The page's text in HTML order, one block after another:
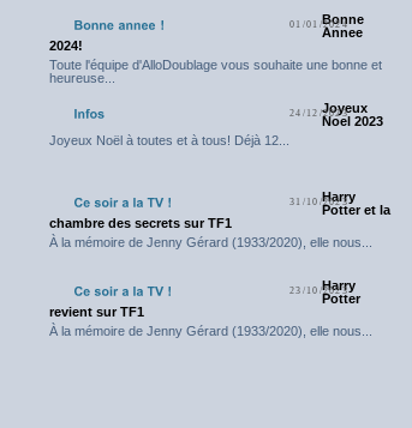
01/01/2024
Bonne
Annee
2024!
Toute l'équipe d'AlloDoublage vous souhaite une bonne et
heureuse...
24/12/2023
Joyeux
Noel 2023
Joyeux Noël à toutes et à tous! Déjà 12...
31/10/2023
Harry
Potter et la
chambre des secrets sur TF1
À la mémoire de Jenny Gérard (1933/2020), elle nous...
23/10/2023
Harry
Potter
revient sur TF1
À la mémoire de Jenny Gérard (1933/2020), elle nous...